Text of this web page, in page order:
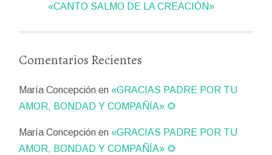
«CANTO SALMO DE LA CREACIÓN»
Comentarios Recientes
María Concepción en «GRACIAS PADRE POR TU
AMOR, BONDAD Y COMPAÑÍA» 🌻
María Concepción en «GRACIAS PADRE POR TU
AMOR, BONDAD Y COMPAÑÍA» 🌻